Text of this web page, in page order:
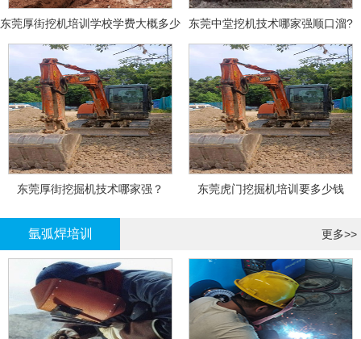
东莞厚街挖机培训学校学费大概多少 东莞中堂挖机技术哪家强顺口溜?
东莞厚街挖掘机技术哪家强？ 东莞虎门挖掘机培训要多少钱
氩弧焊培训 更多>>